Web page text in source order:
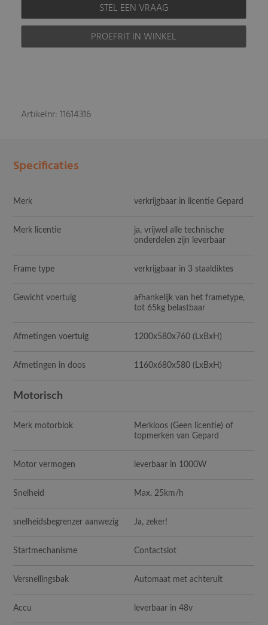
STEL EEN VRAAG
PROEFRIT IN WINKEL
Artikelnr: 11614316
Specificaties
Merk verkrijgbaar in licentie Gepard
Merk licentie
ja, vrijwel alle technische
onderdelen zijn leverbaar
Frame type verkrijgbaar in 3 staaldiktes
Gewicht voertuig
afhankelijk van het frametype,
tot 65kg belastbaar
Afmetingen voertuig 1200x580x760 (LxBxH)
Afmetingen in doos 1160x680x580 (LxBxH)
Motorisch
Merk motorblok
Merkloos (Geen licentie) of
topmerken van Gepard
Motor vermogen leverbaar in 1000W
Snelheid Max. 25km/h
snelheidsbegrenzer aanwezig Ja, zeker!
Startmechanisme Contactslot
Versnellingsbak Automaat met achteruit
Accu leverbaar in 48v